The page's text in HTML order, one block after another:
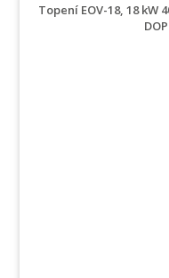
Topení EOV-18, 18 kW